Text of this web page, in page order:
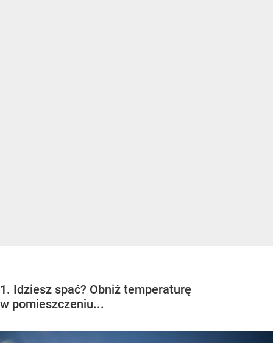
1. Idziesz spać? Obniż temperaturę
w pomieszczeniu...